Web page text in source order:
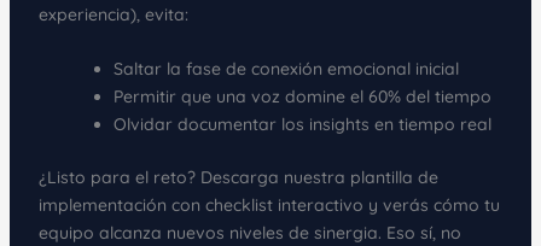
experiencia), evita:
Saltar la fase de conexión emocional inicial
Permitir que una voz domine el 60% del tiempo
Olvidar documentar los insights en tiempo real
¿Listo para el reto? Descarga nuestra plantilla de
implementación con checklist interactivo y verás cómo tu
equipo alcanza nuevos niveles de sinergia. Eso sí, no